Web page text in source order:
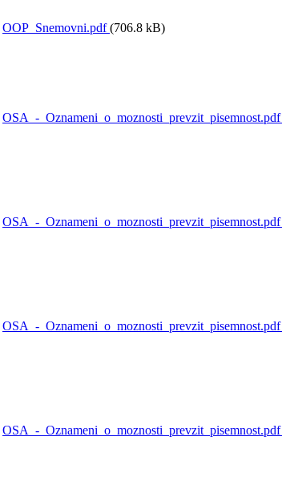
OOP_Snemovni.pdf(706.8 kB)
OSA_-_Oznameni_o_moznosti_prevzit_pisemnost.pdf
OSA_-_Oznameni_o_moznosti_prevzit_pisemnost.pdf
OSA_-_Oznameni_o_moznosti_prevzit_pisemnost.pdf
OSA_-_Oznameni_o_moznosti_prevzit_pisemnost.pdf